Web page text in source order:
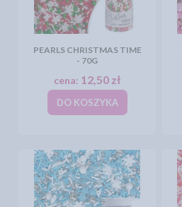
PEARLS CHRISTMAS TIME
- 70G
cena: 12,50 zł
DO KOSZYKA